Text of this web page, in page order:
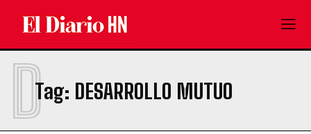
Tag: DESARROLLO MUTUO
D